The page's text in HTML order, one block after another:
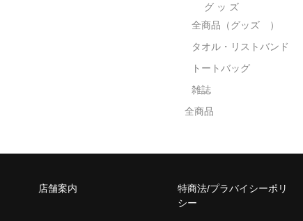
グ ッ ズ
全商品（グッズ ）
タオル・リストバンド
トートバッグ
雑誌
全商品
店舗案内
特商法/プラバイシーポリ
シー